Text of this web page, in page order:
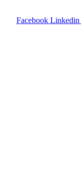
Facebook Linkedin